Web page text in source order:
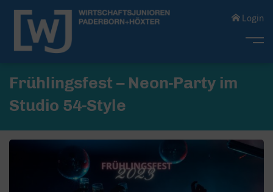
Login
Frühlingsfest – Neon-Party im
Studio 54-Style